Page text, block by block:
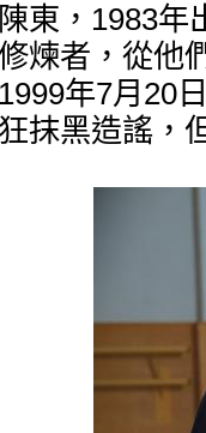
陳東，1983年
煉者，從他
1999年7月20
狂抹黑造謠，